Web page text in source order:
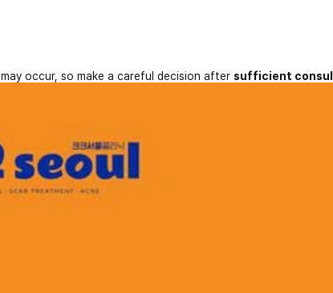
may occur, so make a careful decision after sufficient